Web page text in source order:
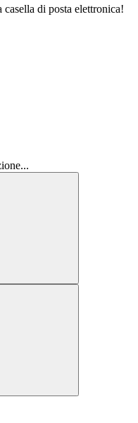
di posta elettronica!